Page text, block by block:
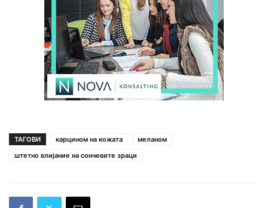
ТАГОВИ карцином на кожата
меланом
штетно влијание на сончевите зраци